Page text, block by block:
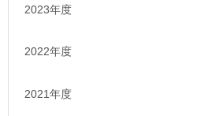
2023年度
2022年度
2021年度